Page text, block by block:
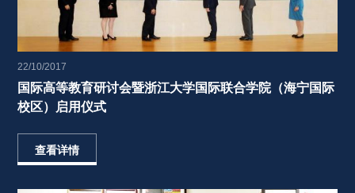
22/10/2017
国际高等教育研讨会暨浙江大学国际联合学院（海宁国际
校区）启用仪式
查看详情